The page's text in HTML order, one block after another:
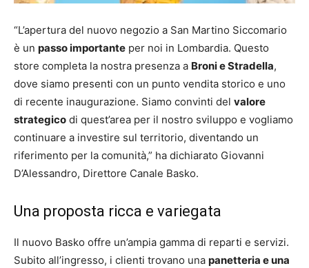
“L’apertura del nuovo negozio a San Martino Siccomario
è un passo importante per noi in Lombardia. Questo
store completa la nostra presenza a Broni e Stradella,
dove siamo presenti con un punto vendita storico e uno
di recente inaugurazione. Siamo convinti del valore
strategico di quest’area per il nostro sviluppo e vogliamo
continuare a investire sul territorio, diventando un
riferimento per la comunità,” ha dichiarato Giovanni
D’Alessandro, Direttore Canale Basko.
Una proposta ricca e variegata
Il nuovo Basko offre un’ampia gamma di reparti e servizi.
Subito all’ingresso, i clienti trovano una panetteria e una